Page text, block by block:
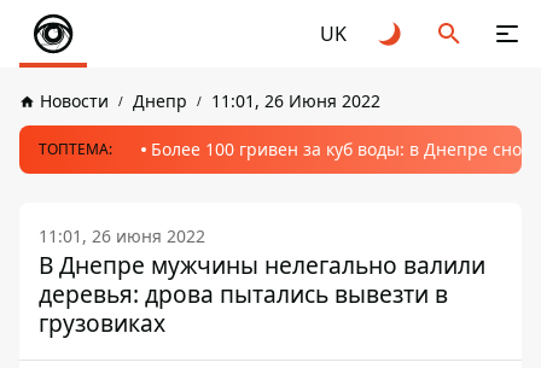
UK
Новости Днепр 11:01, 26 Июня 2022
ТОПТЕМА: Более 100 гривен за куб воды: в Днепре
11:01, 26 июня 2022
В Днепре мужчины нелегально валили
деревья: дрова пытались вывезти в
грузовиках